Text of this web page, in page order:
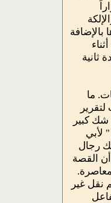
ثانية
ما
شك كبير
لأبي
رجال
القصة
نقل غير